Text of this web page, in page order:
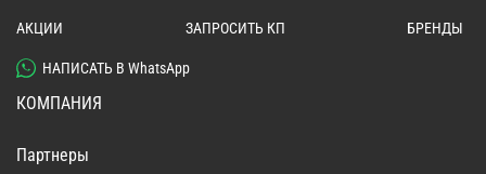
АКЦИИ ЗАПРОСИТЬ КП БРЕНДЫ
НАПИСАТЬ В WhatsApp
КОМПАНИЯ
Партнеры